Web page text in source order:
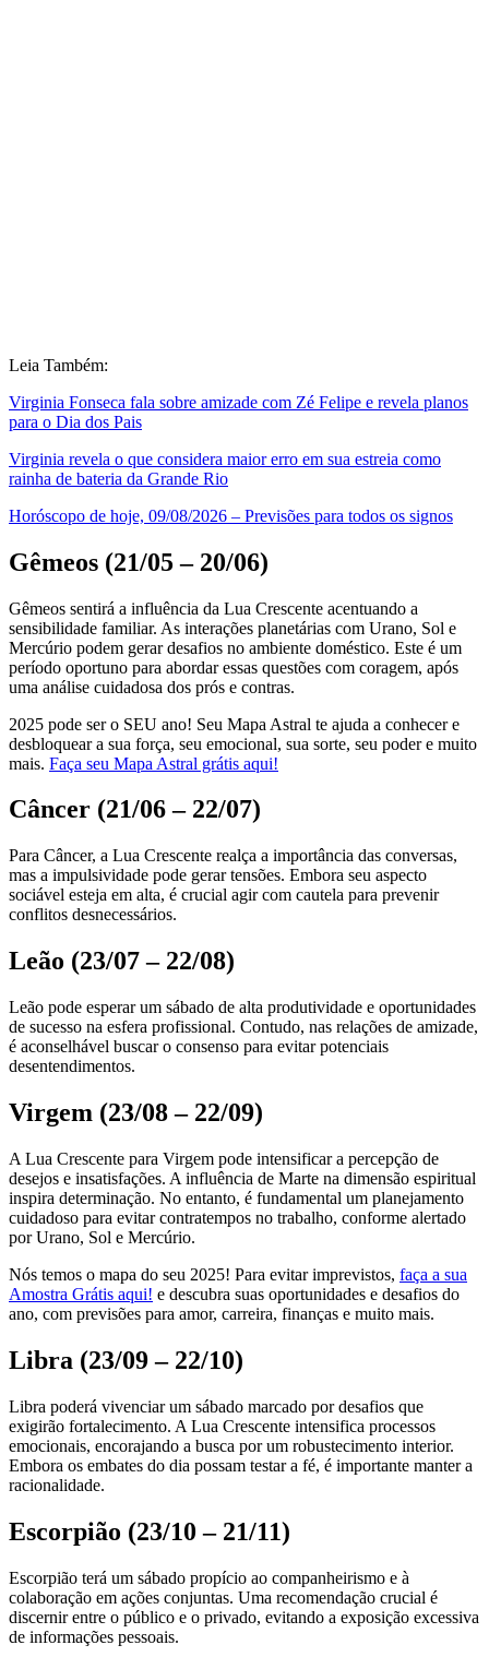
Leia Também:
Virginia Fonseca fala sobre amizade com Zé Felipe e revela planos
para o Dia dos Pais
Virginia revela o que considera maior erro em sua estreia como
rainha de bateria da Grande Rio
Horóscopo de hoje, 09/08/2026 – Previsões para todos os signos
Gêmeos (21/05 – 20/06)
Gêmeos sentirá a influência da Lua Crescente acentuando a
sensibilidade familiar. As interações planetárias com Urano, Sol e
Mercúrio podem gerar desafios no ambiente doméstico. Este é um
período oportuno para abordar essas questões com coragem, após
uma análise cuidadosa dos prós e contras.
2025 pode ser o SEU ano! Seu Mapa Astral te ajuda a conhecer e
desbloquear a sua força, seu emocional, sua sorte, seu poder e muito
mais. Faça seu Mapa Astral grátis aqui!
Câncer (21/06 – 22/07)
Para Câncer, a Lua Crescente realça a importância das conversas,
mas a impulsividade pode gerar tensões. Embora seu aspecto
sociável esteja em alta, é crucial agir com cautela para prevenir
conflitos desnecessários.
Leão (23/07 – 22/08)
Leão pode esperar um sábado de alta produtividade e oportunidades
de sucesso na esfera profissional. Contudo, nas relações de amizade,
é aconselhável buscar o consenso para evitar potenciais
desentendimentos.
Virgem (23/08 – 22/09)
A Lua Crescente para Virgem pode intensificar a percepção de
desejos e insatisfações. A influência de Marte na dimensão espiritual
inspira determinação. No entanto, é fundamental um planejamento
cuidadoso para evitar contratempos no trabalho, conforme alertado
por Urano, Sol e Mercúrio.
Nós temos o mapa do seu 2025! Para evitar imprevistos, faça a sua
Amostra Grátis aqui! e descubra suas oportunidades e desafios do
ano, com previsões para amor, carreira, finanças e muito mais.
Libra (23/09 – 22/10)
Libra poderá vivenciar um sábado marcado por desafios que
exigirão fortalecimento. A Lua Crescente intensifica processos
emocionais, encorajando a busca por um robustecimento interior.
Embora os embates do dia possam testar a fé, é importante manter a
racionalidade.
Escorpião (23/10 – 21/11)
Escorpião terá um sábado propício ao companheirismo e à
colaboração em ações conjuntas. Uma recomendação crucial é
discernir entre o público e o privado, evitando a exposição excessiva
de informações pessoais.